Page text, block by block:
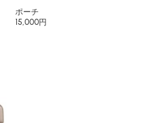
ポーチ
15,000円